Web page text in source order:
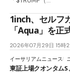
1inch、セルフ
「Aqua」を正
2026年07月29日 15時
イーサリアムニュース
東証上場クオンタム